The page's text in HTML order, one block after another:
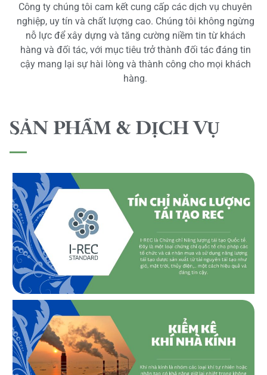
Công ty chúng tôi cam kết cung cấp các dịch vụ chuyên
nghiệp, uy tín và chất lượng cao. Chúng tôi không ngừng
nỗ lực để xây dựng và tăng cường niềm tin từ khách
hàng và đối tác, với mục tiêu trở thành đối tác đáng tin
cậy mang lại sự hài lòng và thành công cho mọi khách
hàng.
SẢN PHẨM & DỊCH VỤ